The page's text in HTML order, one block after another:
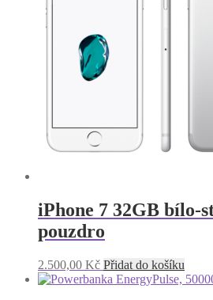
iPhone 7 32GB bílo-
pouzdro
2.500,00 Kč Přidat do košíku